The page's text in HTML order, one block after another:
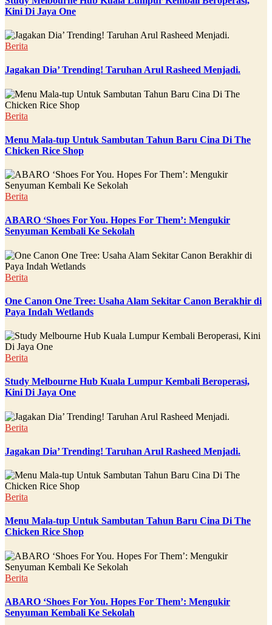
Kini Di Jaya One
Berita
Jagakan Dia’ Trending! Taruhan Arul Rasheed Menjadi.
Berita
Menu Mala-tup Untuk Sambutan Tahun Baru Cina Di The
Chicken Rice Shop
Berita
ABARO ‘Shoes For You. Hopes For Them’: Mengukir
Senyuman Kembali Ke Sekolah
Berita
One Canon One Tree: Usaha Alam Sekitar Canon Berakhir di
Paya Indah Wetlands
Berita
Study Melbourne Hub Kuala Lumpur Kembali Beroperasi,
Kini Di Jaya One
Berita
Jagakan Dia’ Trending! Taruhan Arul Rasheed Menjadi.
Berita
Menu Mala-tup Untuk Sambutan Tahun Baru Cina Di The
Chicken Rice Shop
Berita
ABARO ‘Shoes For You. Hopes For Them’: Mengukir
Senyuman Kembali Ke Sekolah